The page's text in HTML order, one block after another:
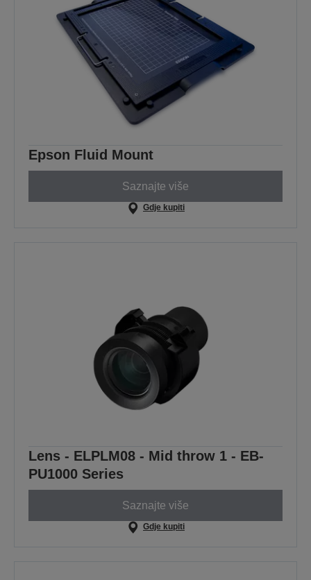
Epson Fluid Mount
Saznajte više
Gdje kupiti
Lens - ELPLM08 - Mid throw 1 - EB-
PU1000 Series
Saznajte više
Gdje kupiti